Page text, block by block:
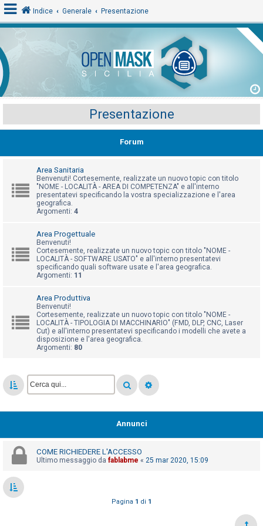
o
g
i
A
g
o
t
n
z
s
p
o
t
a
A
Indice Generale Presentazione
Presentazione
Forum
Area Sanitaria
Benvenuti! Cortesemente, realizzate un nuovo topic con titolo
"NOME - LOCALITÀ - AREA DI COMPETENZA" e all'interno
presentatevi specificando la vostra specializzazione e l'area
geografica.
Argomenti: 4
Area Progettuale
Benvenuti!
Cortesemente, realizzate un nuovo topic con titolo "NOME -
LOCALITÀ - SOFTWARE USATO" e all'interno presentatevi
specificando quali software usate e l'area geografica.
Argomenti: 11
Area Produttiva
Benvenuti!
Cortesemente, realizzate un nuovo topic con titolo "NOME -
LOCALITÀ - TIPOLOGIA DI MACCHINARIO" (FMD, DLP, CNC, Laser
Cut) e all'interno presentatevi specificando i modelli che avete a
disposizione e l'area geografica.
Argomenti: 80
Annunci
COME RICHIEDERE L'ACCESSO
Ultimo messaggio da fablabme « 25 mar 2020, 15:09
Pagina 1 di 1